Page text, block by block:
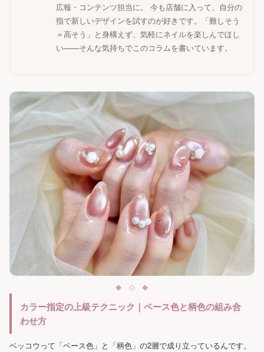
広報・コンテンツ担当に。 今も店舗に入って、自分の
指で新しいデザインを試すのが好きです。「難しそう
＝高そう」と身構えず、気軽にネイルを楽しんでほし
い——そんな気持ちでこのコラムを書いています。
カラー指定の上級テクニック｜ベース色と柄色の組み合
わせ方
ベッコウって「ベース色」と「柄色」の2層で成り立っているんです。